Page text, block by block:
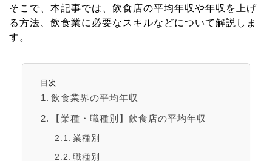
そこで、本記事では、飲食店の平均年収や年収を上げ
る方法、飲食業に必要なスキルなどについて解説しま
す。
目次
飲食業界の平均年収
【業種・職種別】飲食店の平均年収
業種別
職種別